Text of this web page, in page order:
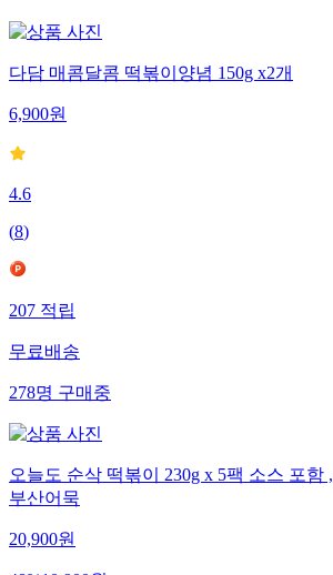
다담 매콤달콤 떡볶이양념 150g x2개
6,900원
4.6
(8)
207적립
무료배송
278명구매중
오늘도 순삭 떡볶이 230g x 5팩 소스 포함
부산어묵
20,900원